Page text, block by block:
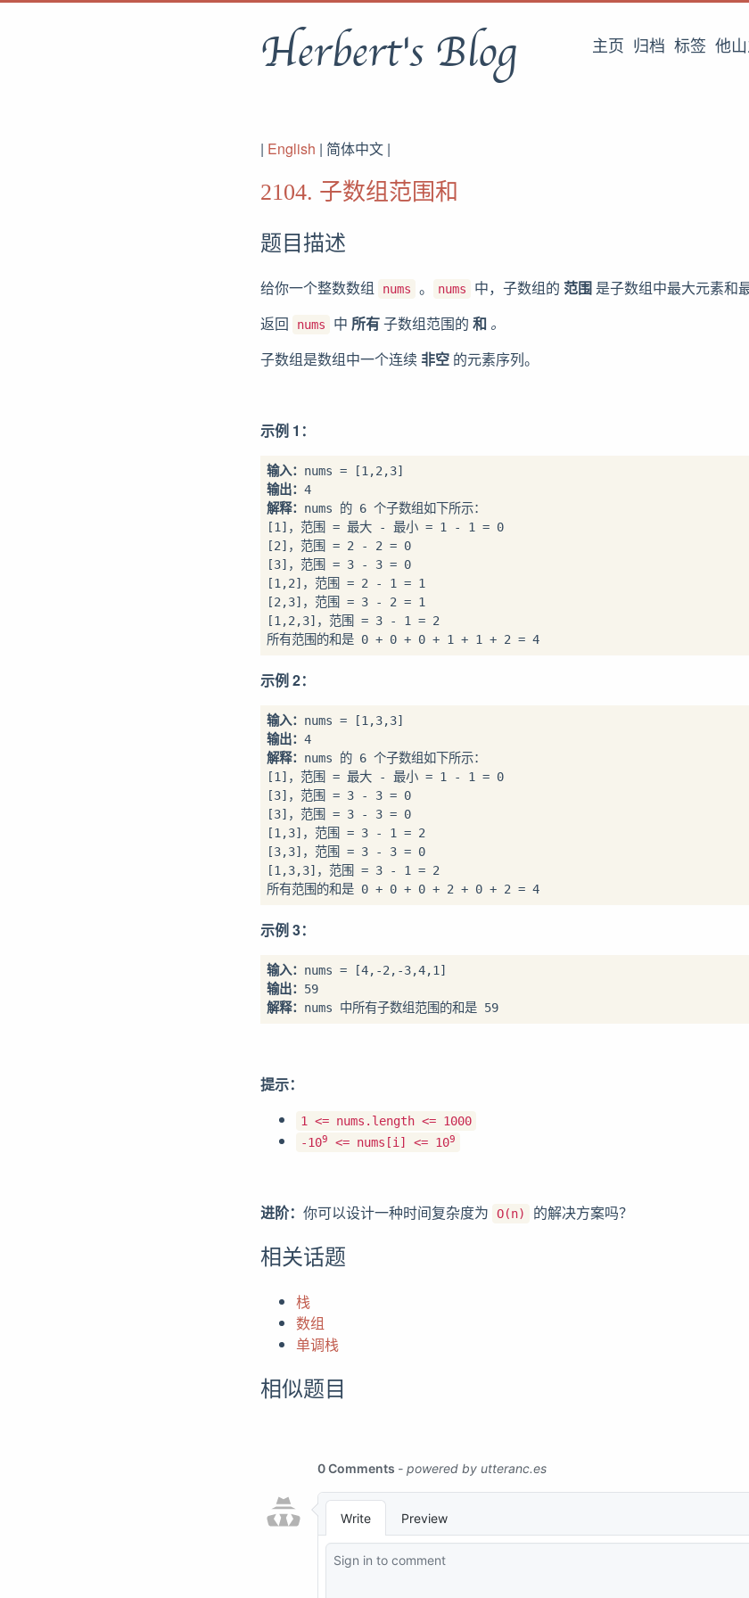
Herbert's Blog 主页 归档 标签 他
| English | 简体中文 |
2104. 子数组范围和
题目描述
给你一个整数数组 nums 。 nums 中，子数组的 范围 是子数组中最大元素和
返回
nums 中 所有子数组范围的 和 。
子数组是数组中一个连续 非空 的元素序列。
示例 1：
输入：
输出：
解释： nums 的 6 个子数组如下所示：
[1]，范围 = 最大 - 最小 = 1 - 1 = 0
[2]，范围 = 2 - 2 = 0
[3]，范围 = 3 - 3 = 0
[1,2]，范围 = 2 - 1 = 1
[2,3]，范围 = 3 - 2 = 1
[1,2,3]，范围 = 3 - 1 = 2
所有范围的和是 0 + 0 + 0 + 1 + 1 + 2 = 4
示例 2：
输入：
输出：
解释： nums 的 6 个子数组如下所示：
[1]，范围 = 最大 - 最小 = 1 - 1 = 0
[3]，范围 = 3 - 3 = 0
[3]，范围 = 3 - 3 = 0
[1,3]，范围 = 3 - 1 = 2
[3,3]，范围 = 3 - 3 = 0
[1,3,3]，范围 = 3 - 1 = 2
示例 3：
输入：
输出：
解释：
提示：
1 <= nums.length <= 1000
-109 <= nums[i] <= 109
进阶： 你可以设计一种时间复杂度为 O(n) 的解决方案吗？
相关话题
栈
数组
单调栈
相似题目